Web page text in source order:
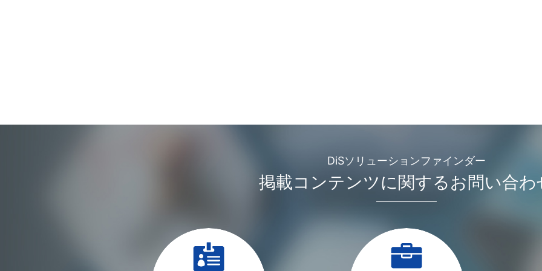
DiSソリューションファインダー
掲載コンテンツに関するお問い合わ